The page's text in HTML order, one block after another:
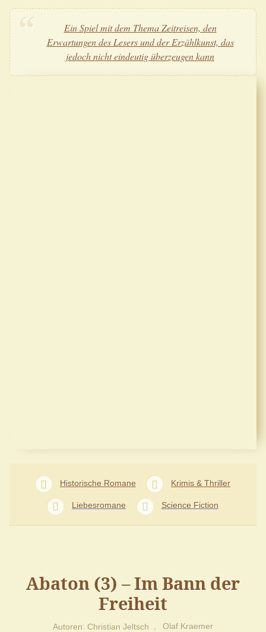
Ein Spiel mit dem Thema Zeitreisen, den
Erwartungen des Lesers und der Erzählkunst, das
jedoch nicht eindeutig überzeugen kann
Historische Romane Krimis & Thriller
Liebesromane Science Fiction
Abaton (3) – Im Bann der
Freiheit
Autoren Christian Jeltsch Olaf Kraemer